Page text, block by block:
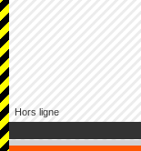
Hors ligne